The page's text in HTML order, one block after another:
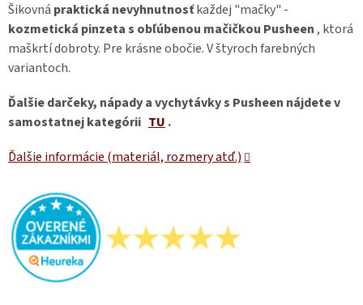
Šikovná praktická nevyhnutnosťkaždej "mačky" -
kozmetická pinzeta s obľúbenou mačičkou Pusheen , ktorá
maškrtí dobroty. Pre krásne obočie. V štyroch farebných
variantoch.
Ďalšie darčeky, nápady a vychytávky s Pusheen nájdete v
samostatnej kategórii TU .
Ďalšie informácie (materiál, rozmery atď.)